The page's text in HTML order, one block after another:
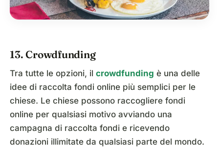
13. Crowdfunding
Tra tutte le opzioni, il crowdfunding è una delle
idee di raccolta fondi online più semplici per le
chiese. Le chiese possono raccogliere fondi
online per qualsiasi motivo avviando una
campagna di raccolta fondi e ricevendo
donazioni illimitate da qualsiasi parte del mondo.